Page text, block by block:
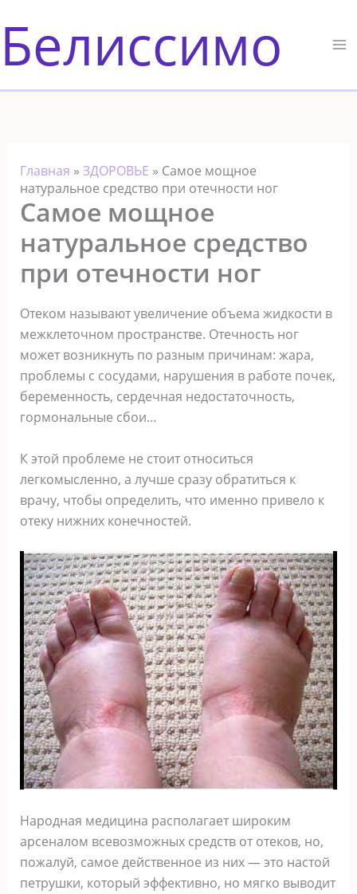
к
содержимому
Белиссимо
Главная » ЗДОРОВЬЕ » Самое мощное
натуральное средство при отечности ног
Самое мощное
натуральное средство
при отечности ног
Отеком называют увеличение объема жидкости в
межклеточном пространстве. Отечность ног
может возникнуть по разным причинам: жара,
проблемы с сосудами, нарушения в работе почек,
беременность, сердечная недостаточность,
гормональные сбои…
К этой проблеме не стоит относиться
легкомысленно, а лучше сразу обратиться к
врачу, чтобы определить, что именно привело к
отеку нижних конечностей.
Народная медицина располагает широким
арсеналом всевозможных средств от отеков, но,
пожалуй, самое действенное из них — это настой
петрушки, который эффективно, но мягко выводит